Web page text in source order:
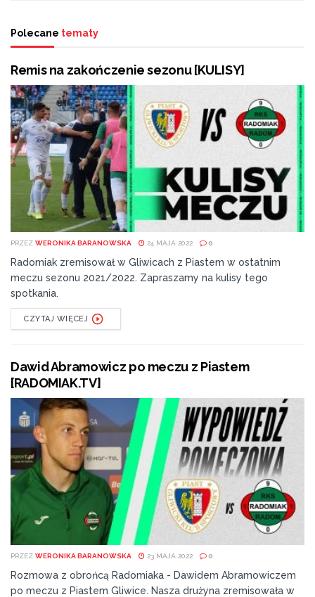
Polecane tematy
Remis na zakończenie sezonu [KULISY]
PRZEZ WERONIKA BARANOWSKA 24 MAJA 2022 0
Radomiak zremisował w Gliwicach z Piastem w ostatnim
meczu sezonu 2021/2022. Zapraszamy na kulisy tego
spotkania.
CZYTAJ WIĘCEJ
Dawid Abramowicz po meczu z Piastem
[RADOMIAK.TV]
PRZEZ WERONIKA BARANOWSKA 23 MAJA 2022 0
Rozmowa z obrońcą Radomiaka - Dawidem Abramowiczem
po meczu z Piastem Gliwice. Nasza drużyna zremisowała w